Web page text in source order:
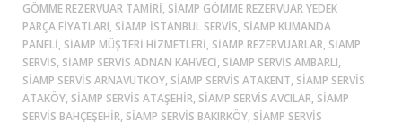
GÖMME REZERVUAR TAMIRI, SIAMP GÖMME REZERVUAR YEDEK
PARÇA FIYATLARI, SIAMP ISTANBUL SERVIS, SIAMP KUMANDA
PANELI, SIAMP MÜŞTERI HIZMETLERI, SIAMP REZERVUARLAR, SIAMP
SERVIS, SIAMP SERVIS ADNAN KAHVECI, SIAMP SERVIS AMBARLI,
SIAMP SERVIS ARNAVUTKÖY, SIAMP SERVIS ATAKENT, SIAMP SERVIS
ATAKÖY, SIAMP SERVIS ATAŞEHIR, SIAMP SERVIS AVCILAR, SIAMP
SERVIS BAHÇEŞEHIR, SIAMP SERVIS BAKIRKÖY, SIAMP SERVIS